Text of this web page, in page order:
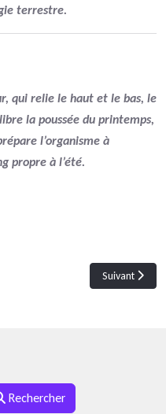
terrestre.
qui relie le haut et le bas, le
la poussée du printemps,
l’organisme à
propre à l’été.
– Commencement de l’été (6–7
Article
Suivant
Rechercher